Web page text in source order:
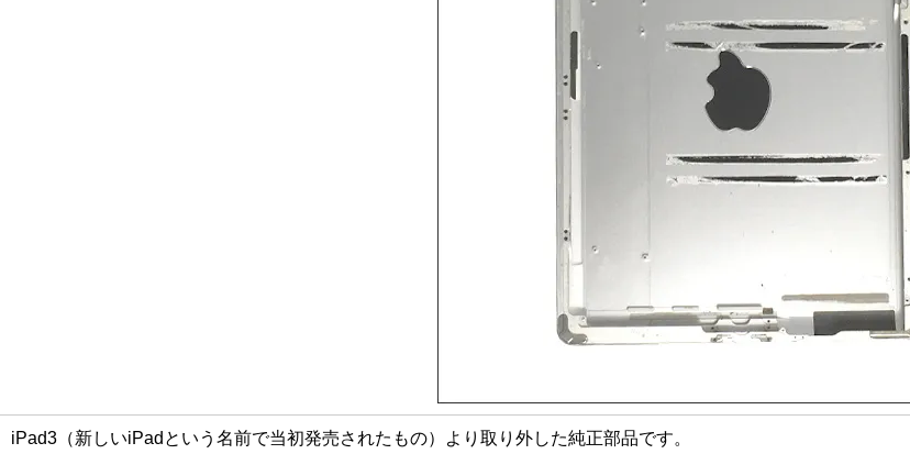
iPad3（新しいiPadという名前で当初発売されたもの）より取り外した純正部品です。